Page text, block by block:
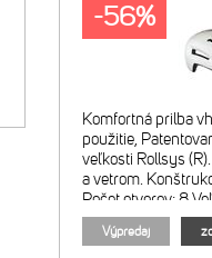
Komfortná prilba
použitie,
veľkosti Rollsys
a vetrom.
Počet otvorov: 8
57cm, L-XL/58-
Výpredaj
-56%